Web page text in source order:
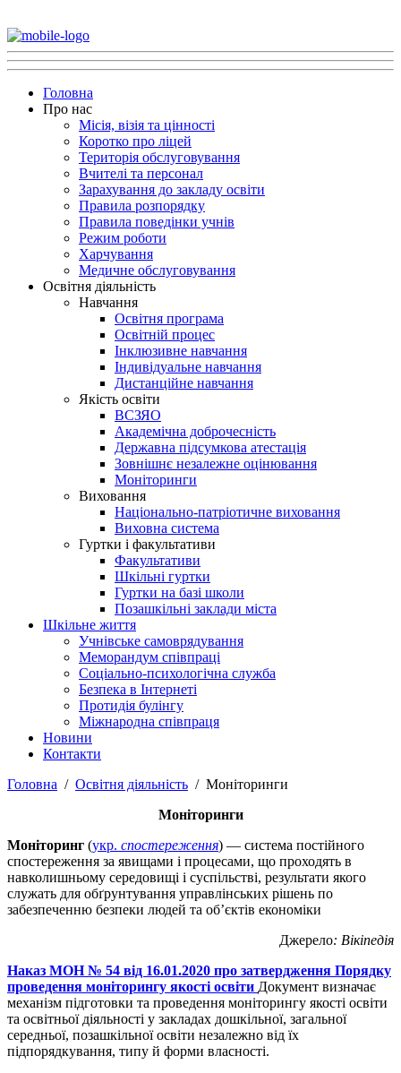
Головна
Про нас
Місія, візія та цінності
Коротко про ліцей
Територія обслуговування
Вчителі та персонал
Зарахування до закладу освіти
Правила розпорядку
Правила поведінки учнів
Режим роботи
Харчування
Медичне обслуговування
Освітня діяльність
Навчання
Освітня програма
Освітній процес
Інклюзивне навчання
Індивідуальне навчання
Дистанційне навчання
Якість освіти
ВСЗЯО
Академічна доброчесність
Державна підсумкова атестація
Зовнішнє незалежне оцінювання
Моніторинги
Виховання
Національно-патріотичне виховання
Виховна система
Гуртки і факультативи
Факультативи
Шкільні гуртки
Гуртки на базі школи
Позашкільні заклади міста
Шкільне життя
Учнівське самоврядування
Меморандум співпраці
Соціально-психологічна служба
Безпека в Інтернеті
Протидія булінгу
Міжнародна співпраця
Новини
Контакти
Головна
Освітня діяльність
Моніторинги
Моніторинги
Моніторинг (укр. спостереження) — система постійного
спостереження за явищами і процесами, що проходять в
навколишньому середовищі і суспільстві, результати якого
служать для обґрунтування управлінських рішень по
забезпеченню безпеки людей та об’єктів економіки
Джерело: Вікіпедія
Наказ МОН № 54 від 16.01.2020 про затвердження Порядку
проведення моніторингу якості освіти Документ визначає
механізм підготовки та проведення моніторингу якості освіти
та освітньої діяльності у закладах дошкільної, загальної
середньої, позашкільної освіти незалежно від їх
підпорядкування, типу й форми власності.